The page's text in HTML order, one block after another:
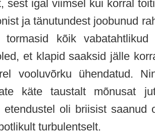
sest igal viimsel kui korral
ja tänutundest joobunud
tormasid kõik vabatahtlikud
et klapid saaksid jälle
vooluvõrku ühendatud.
käte taustalt mõnusat
etendustel oli briisist saanud
turbulentselt.